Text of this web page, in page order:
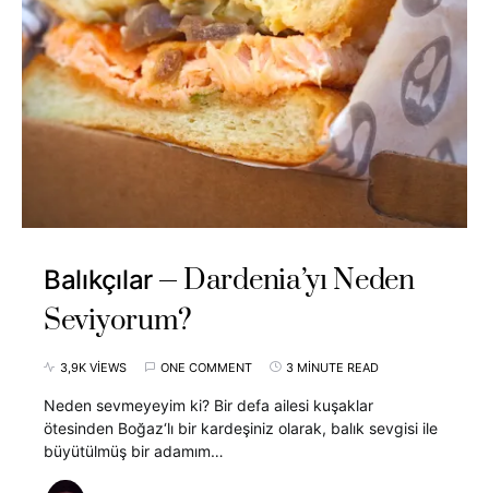
Balıkçılar
Dardenia’yı Neden
Seviyorum?
3,9K VIEWS ONE COMMENT 3 MINUTE READ
Neden sevmeyeyim ki? Bir defa ailesi kuşaklar
ötesinden Boğaz‘lı bir kardeşiniz olarak, balık sevgisi ile
büyütülmüş bir adamım…